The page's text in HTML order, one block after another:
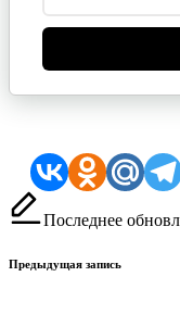
Последнее
Навигация
Предыдущая запись